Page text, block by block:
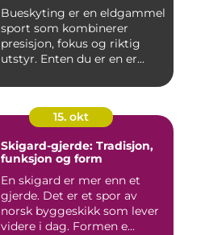
Bueskyting er en eldgammel
sport som kombinerer
presisjon, fokus og riktig
utstyr. Enten du er en er...
15. okt
Skigard-gjerde: Tradisjon,
funksjon og form
En skigard er mer enn et
gjerde. Det er et spor av
norsk byggeskikk som lever
videre i dag. Formen e...